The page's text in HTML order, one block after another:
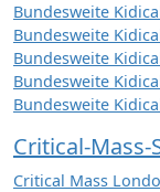
Bundesweite
Bundesweite
Bundesweite
Bundesweite
Bundesweite
Critical-Mass-
Critical Mass